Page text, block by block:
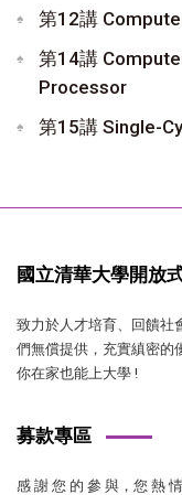
第12講
第14講
Processor
第15講 Single-
國立清華大學開放
致力於人才培育、回饋社
們無償提供，充實縝密的
你在家也能上大學 !
募款專區
感 謝 您 的 參 與，您 熱